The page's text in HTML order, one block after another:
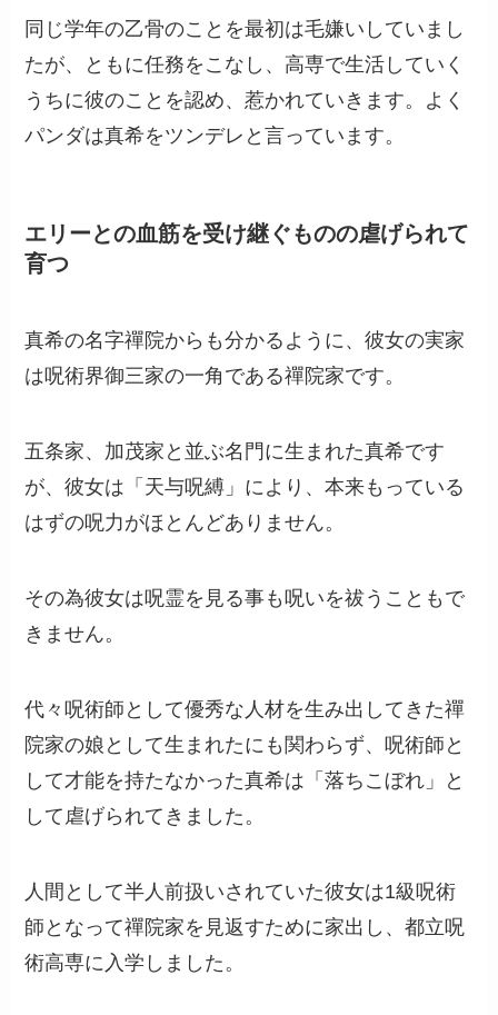
同じ学年の乙骨のことを最初は毛嫌いしていまし
たが、ともに任務をこなし、高専で生活していく
うちに彼のことを認め、惹かれていきます。よく
パンダは真希をツンデレと言っています。
エリーとの血筋を受け継ぐものの虐げられて
育つ
真希の名字禪院からも分かるように、彼女の実家
は呪術界御三家の一角である禪院家です。
五条家、加茂家と並ぶ名門に生まれた真希です
が、彼女は「天与呪縛」により、本来もっている
はずの呪力がほとんどありません。
その為彼女は呪霊を見る事も呪いを祓うこともで
きません。
代々呪術師として優秀な人材を生み出してきた禪
院家の娘として生まれたにも関わらず、呪術師と
して才能を持たなかった真希は「落ちこぼれ」と
して虐げられてきました。
人間として半人前扱いされていた彼女は1級呪術
師となって禪院家を見返すために家出し、都立呪
術高専に入学しました。